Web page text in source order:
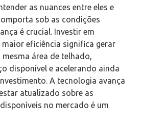
as nuances entre eles e
sob as condições
é crucial. Investir em
eficiência significa gerar
área de telhado,
disponível e acelerando ainda
A tecnologia avança
atualizado sobre as
no mercado é um